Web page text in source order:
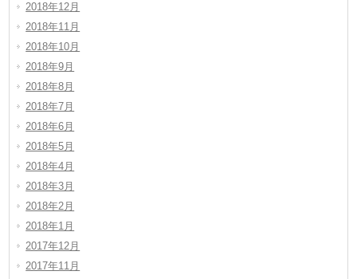
2018年12月
2018年11月
2018年10月
2018年9月
2018年8月
2018年7月
2018年6月
2018年5月
2018年4月
2018年3月
2018年2月
2018年1月
2017年12月
2017年11月